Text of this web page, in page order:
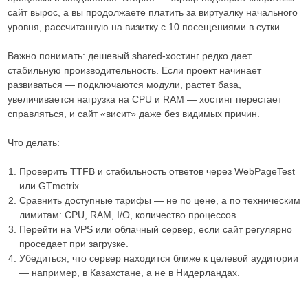
сайт вырос, а вы продолжаете платить за виртуалку начального
уровня, рассчитанную на визитку с 10 посещениями в сутки.
Важно понимать: дешевый shared-хостинг редко дает
стабильную производительность. Если проект начинает
развиваться — подключаются модули, растет база,
увеличивается нагрузка на CPU и RAM — хостинг перестает
справляться, и сайт «висит» даже без видимых причин.
Что делать:
Проверить TTFB и стабильность ответов через WebPageTest
или GTmetrix.
Сравнить доступные тарифы — не по цене, а по техническим
лимитам: CPU, RAM, I/O, количество процессов.
Перейти на VPS или облачный сервер, если сайт регулярно
проседает при загрузке.
Убедиться, что сервер находится ближе к целевой аудитории
— например, в Казахстане, а не в Нидерландах.